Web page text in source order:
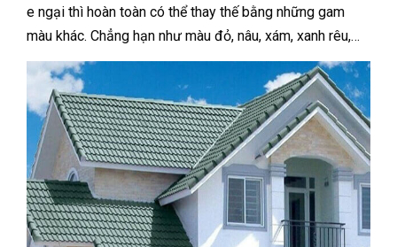
e ngại thì hoàn toàn có thể thay thế bằng những gam
màu khác. Chẳng hạn như màu đỏ, nâu, xám, xanh rêu,…